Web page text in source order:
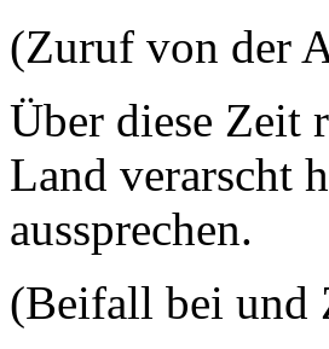
(Zuruf von der
Über diese Zeit
Land verarscht
aussprechen.
(Beifall bei und